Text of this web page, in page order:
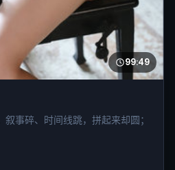
99:49
事碎、时间线跳，拼起来却圆；